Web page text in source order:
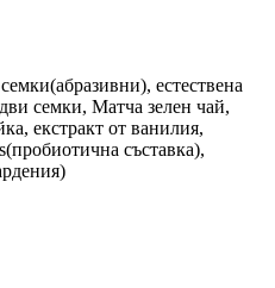
естествена
семки, Матча зелен чай,
екстракт от ванилия,
съставка),